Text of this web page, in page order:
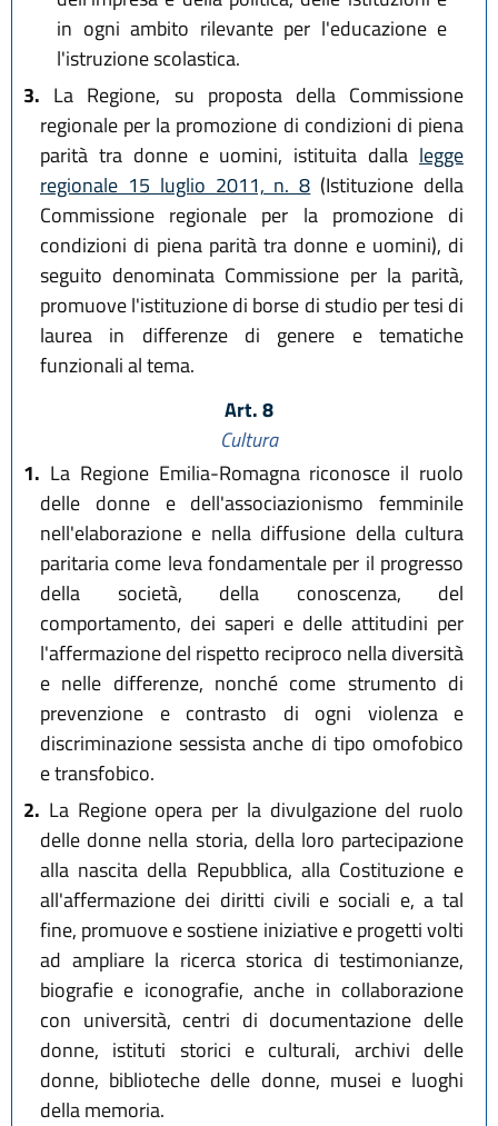
in ogni ambito rilevante per l'educazione e
l'istruzione scolastica.
3. La Regione, su proposta della Commissione
regionale per la promozione di condizioni di piena
parità tra donne e uomini, istituita dalla legge
regionale 15 luglio 2011, n. 8 (Istituzione della
Commissione regionale per la promozione di
condizioni di piena parità tra donne e uomini), di
seguito denominata Commissione per la parità,
promuove l'istituzione di borse di studio per tesi di
laurea in differenze di genere e tematiche
funzionali al tema.
Art. 8
Cultura
1. La Regione Emilia-Romagna riconosce il ruolo
delle donne e dell'associazionismo femminile
nell'elaborazione e nella diffusione della cultura
paritaria come leva fondamentale per il progresso
della società, della conoscenza, del
comportamento, dei saperi e delle attitudini per
l'affermazione del rispetto reciproco nella diversità
e nelle differenze, nonché come strumento di
prevenzione e contrasto di ogni violenza e
discriminazione sessista anche di tipo omofobico
e transfobico.
2. La Regione opera per la divulgazione del ruolo
delle donne nella storia, della loro partecipazione
alla nascita della Repubblica, alla Costituzione e
all'affermazione dei diritti civili e sociali e, a tal
fine, promuove e sostiene iniziative e progetti volti
ad ampliare la ricerca storica di testimonianze,
biografie e iconografie, anche in collaborazione
con università, centri di documentazione delle
donne, istituti storici e culturali, archivi delle
donne, biblioteche delle donne, musei e luoghi
della memoria.